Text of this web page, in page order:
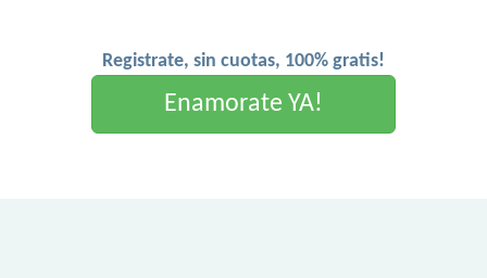
Registrate, sin cuotas, 100% gratis!
Enamorate YA!